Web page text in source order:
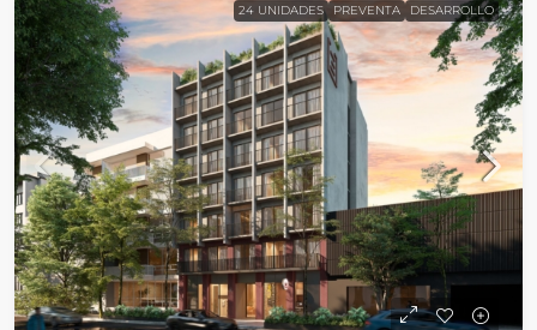
24 UNIDADES PREVENTA DESARROLLO